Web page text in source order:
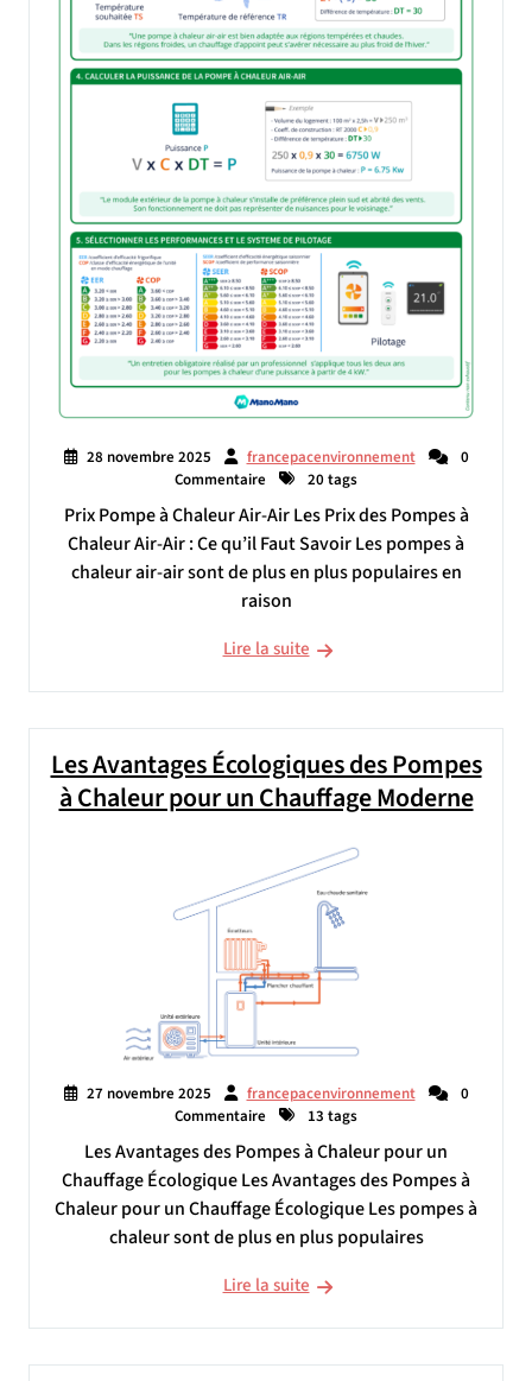
28 novembre 2025 francepacenvironnement
0
Commentaire
20 tags
Prix Pompe à Chaleur Air-Air Les Prix des Pompes à
Chaleur Air-Air : Ce qu’il Faut Savoir Les pompes à
chaleur air-air sont de plus en plus populaires en
raison
Lire la suite
Les Avantages Écologiques des Pompes
à Chaleur pour un Chauffage Moderne
27 novembre 2025 francepacenvironnement
0
Commentaire
13 tags
Les Avantages des Pompes à Chaleur pour un
Chauffage Écologique Les Avantages des Pompes à
Chaleur pour un Chauffage Écologique Les pompes à
chaleur sont de plus en plus populaires
Lire la suite